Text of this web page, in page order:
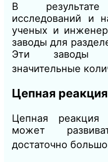
В результате
исследований и
ученых и
заводы для
Эти заводы
значительные
Цепная
Цепная реакция
может
достаточно